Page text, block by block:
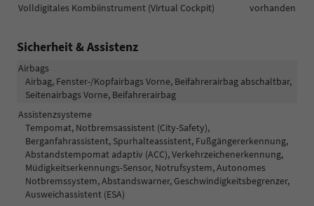
Volldigitales Kombiinstrument (Virtual Cockpit)
vorhanden
Sicherheit & Assistenz
Airbags
Airbag, Fenster-/Kopfairbags Vorne, Beifahrerairbag abschaltbar,
Seitenairbags Vorne, Beifahrerairbag
Assistenzsysteme
Tempomat, Notbremsassistent (City-Safety),
Berganfahrassistent, Spurhalteassistent, Fußgängererkennung,
Abstandstempomat adaptiv (ACC), Verkehrzeichenerkennung,
Müdigkeitserkennungs-Sensor, Notrufsystem, Autonomes
Notbremssystem, Abstandswarner, Geschwindigkeitsbegrenzer,
Ausweichassistent (ESA)